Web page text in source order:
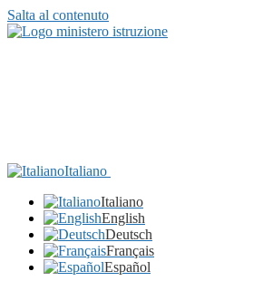
Salta al contenuto
Italiano
Italiano
English
Deutsch
Français
Español